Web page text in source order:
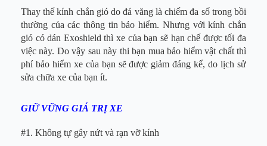
Thay thế kính chắn gió do đá văng là chiếm đa số trong bồi
thường của các thông tin bảo hiểm. Nhưng với kính chắn
gió có dán Exoshield thì xe của bạn sẽ hạn chế được tối đa
việc này. Do vậy sau này thi bạn mua bảo hiểm vật chất thì
phí bảo hiểm xe của bạn sẽ được giảm đáng kể, do lịch sử
sửa chữa xe của bạn ít.
GIỮ VỮNG GIÁ TRỊ XE
#1. Không tự gây nứt và rạn vỡ kính